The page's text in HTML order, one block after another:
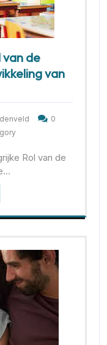
van de
van
0
Rol van de